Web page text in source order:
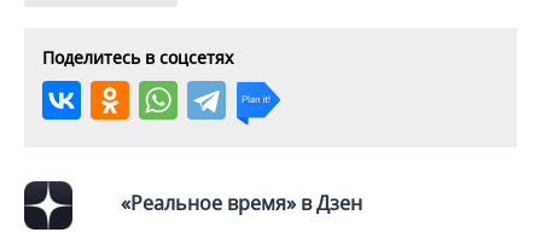
Поделитесь в соцсетях
«Реальное время» в Дзен